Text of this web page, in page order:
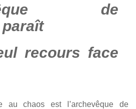
de
recours face
au chaos est l’archevêque de